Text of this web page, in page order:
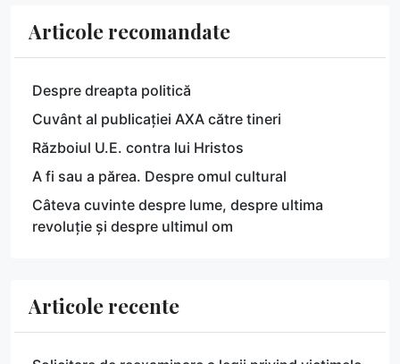
Articole recomandate
Despre dreapta politică
Cuvânt al publicației AXA către tineri
Războiul U.E. contra lui Hristos
A fi sau a părea. Despre omul cultural
Câteva cuvinte despre lume, despre ultima
revoluție și despre ultimul om
Articole recente